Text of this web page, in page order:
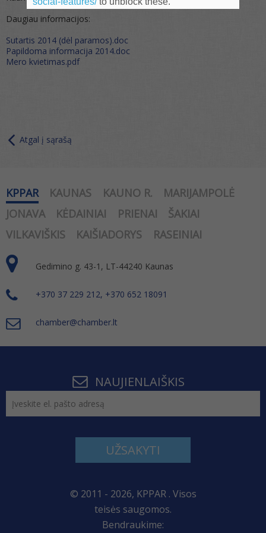
Daugiau informacijos:
Sutartis 2014 (dėl paramos).doc
Papildoma informacija 2014.doc
Mero kvietimas.pdf
Atgal į sąrašą
KPPAR KAUNAS KAUNO R.
MARIJAMPOLĖ
JONAVA
KĖDAINIAI PRIENAI
ŠAKIAI
VILKAVIŠKIS
KAIŠIADORYS RASEINIAI
Gedimino g. 43-1, LT-44240 Kaunas
+370 37 229 212, +370 652 18091
chamber@chamber.lt
NAUJIENLAIŠKIS
UŽSAKYTI
© 2011 - 2026, KPPAR . Visos
teisės saugomos.
Bendraukime: